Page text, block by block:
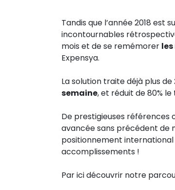
Tandis que l’année 2018 est
incontournables
mois et de se remémorer
Expensya.
La solution traite déjà plus de
semaine, et réduit de 80%
De prestigieuses références
avancée sans précédent de
positionnement international
accomplissements !
Par ici découvrir notre